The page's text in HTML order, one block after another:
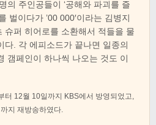
의 주인공들이 ‘공해와 파괴를 즐
벌이다가 ’00 000′이라는 김병지
퍼 히어로를 소환해서 적들을 물
다. 각 에피소드가 끝나면 일종의
갬페인이 하나씩 나오는 것도 이
터 12월 10일까지 KBS에서 방영되었고,
지 재방송하였다.